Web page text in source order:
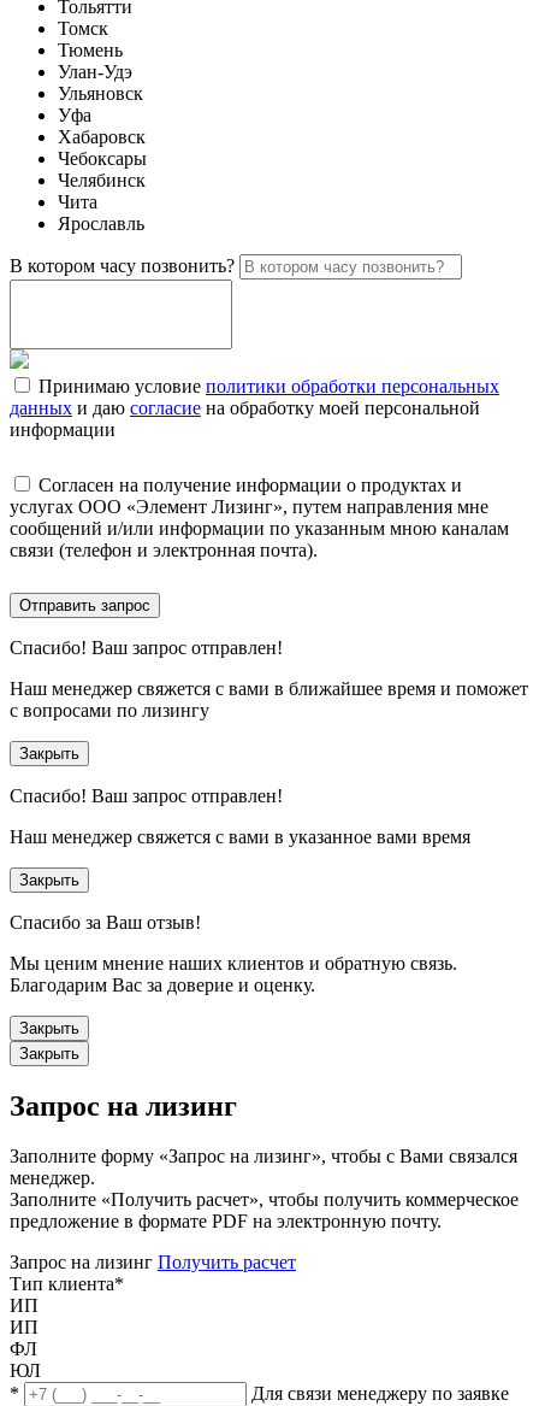
Тольятти
Томск
Тюмень
Улан-Удэ
Ульяновск
Уфа
Хабаровск
Чебоксары
Челябинск
Чита
Ярославль
В котором часу позвонить?
Принимаю условие политики обработки персональных
данных и даю согласие на обработку моей персональной
информации
Согласен на получение информации о продуктах и
услугах ООО «Элемент Лизинг», путем направления мне
сообщений и/или информации по указанным мною каналам
связи (телефон и электронная почта).
Отправить запрос
Спасибо! Ваш запрос отправлен!
Наш менеджер свяжется с вами в ближайшее время и поможет
с вопросами по лизингу
Закрыть
Спасибо! Ваш запрос отправлен!
Наш менеджер свяжется с вами в указанное вами время
Закрыть
Спасибо за Ваш отзыв!
Мы ценим мнение наших клиентов и обратную связь.
Благодарим Вас за доверие и оценку.
Закрыть
Закрыть
Запрос на лизинг
Заполните форму «Запрос на лизинг», чтобы с Вами связался
менеджер.
Заполните «Получить расчет», чтобы получить коммерческое
предложение в формате PDF на электронную почту.
Запрос на лизинг Получить расчет
Тип клиента*
ИП
ИП
ФЛ
ЮЛ
*
Для связи менеджеру по заявке